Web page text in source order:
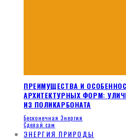
ПРЕИМУЩЕСТВА И
АРХИТЕКТУРНЫХ ФОРМ:
ИЗ ПОЛИКАРБОНАТА
Бесконечная Энергия
Сделай сам
ЭНЕРГИЯ ПРИРОДЫ